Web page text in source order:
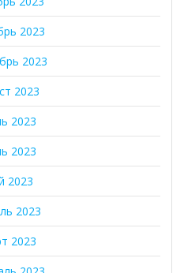
2023
2023
2023
2023
2023
2023
2023
2023